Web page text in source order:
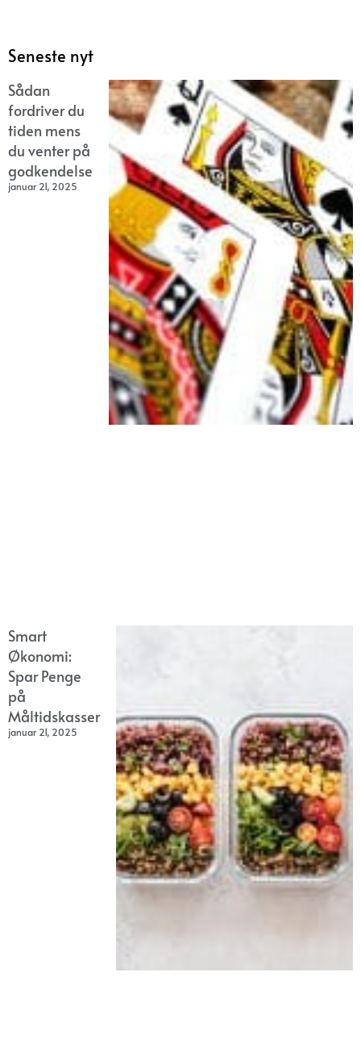
Seneste nyt
Sådan
fordriver du
tiden mens
du venter på
godkendelse
januar 21, 2025
Smart
Økonomi:
Spar Penge
på
Måltidskasser
januar 21, 2025